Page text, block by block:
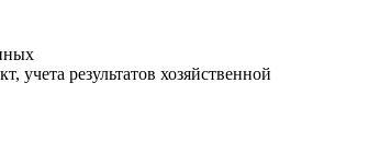
учета результатов хозяйственной